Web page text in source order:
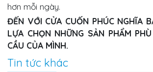
hơn mỗi ngày.
ĐẾN VỚI CỬA CUỐN PHÚC NGHĨA
LỰA CHỌN NHỮNG SẢN PHẨM
CẦU CỦA MÌNH.
Tin tức khác